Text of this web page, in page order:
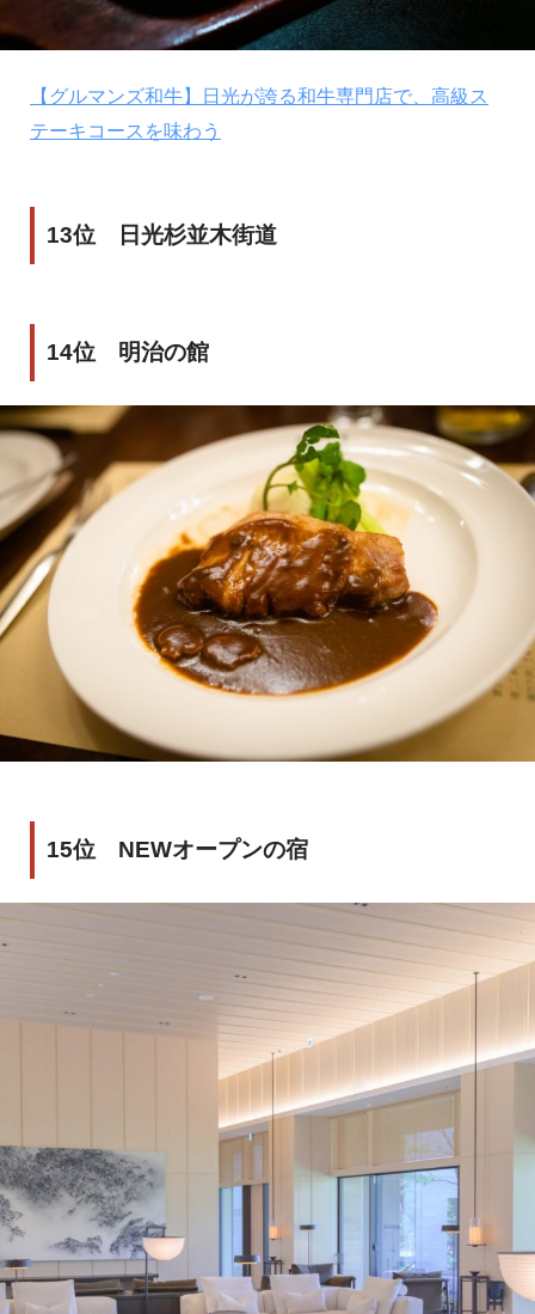
【グルマンズ和牛】日光が誇る和牛専門店で、高級ス
テーキコースを味わう
13位 日光杉並木街道
14位 明治の館
15位 NEWオープンの宿